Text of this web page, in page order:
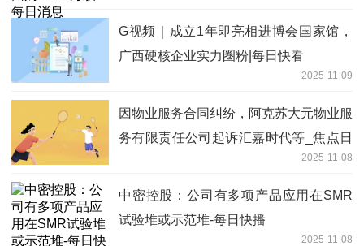
G视频｜成立1年即亮相进博会国家馆，
广西硬核企业实力圈粉|每日快看
2025-11-09
因物业服务合同纠纷，阿克苏大元物业服
务有限责任公司起诉汇嘉时代等_焦点日
2025-11-08
中密控股：公司有多项产品应用在SMR
试验堆或示范堆-每日快播
2025-11-08